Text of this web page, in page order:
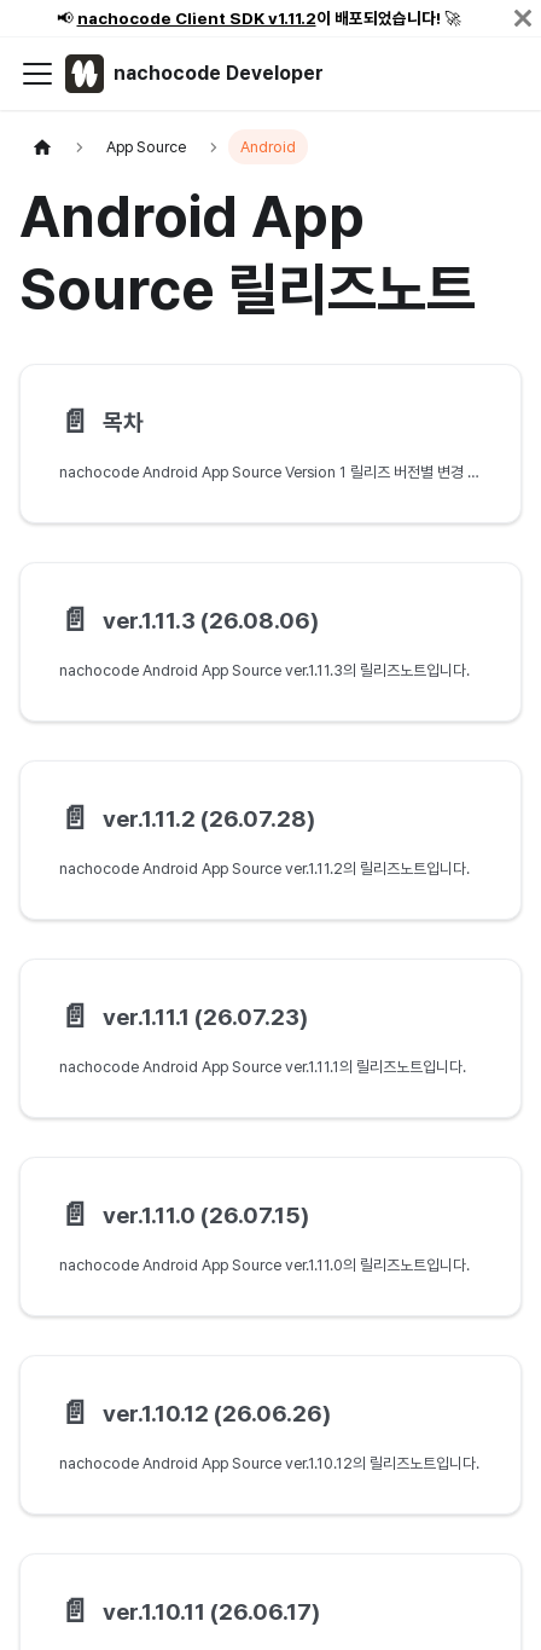
📢 nachocode Client SDK v1.11.2이 배포되었습니다! 🚀
nachocode Developer
App Source Android
Android App
Source 릴리즈노트
📄️ 목차
nachocode Android App Source Version 1 릴리즈 버전별 변경 사항을 확인할 수 있습니다.
📄️ ver.1.11.3 (26.08.06)
nachocode Android App Source ver.1.11.3의 릴리즈노트입니다.
📄️ ver.1.11.2 (26.07.28)
nachocode Android App Source ver.1.11.2의 릴리즈노트입니다.
📄️ ver.1.11.1 (26.07.23)
nachocode Android App Source ver.1.11.1의 릴리즈노트입니다.
📄️ ver.1.11.0 (26.07.15)
nachocode Android App Source ver.1.11.0의 릴리즈노트입니다.
📄️ ver.1.10.12 (26.06.26)
nachocode Android App Source ver.1.10.12의 릴리즈노트입니다.
📄️ ver.1.10.11 (26.06.17)